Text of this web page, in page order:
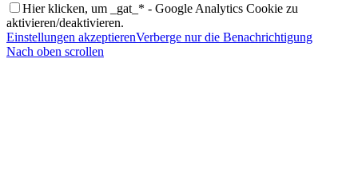
Hier klicken, um _gat_* - Google Analytics Cookie zu
aktivieren/deaktivieren.
Einstellungen akzeptierenVerberge nur die Benachrichtigung
Nach oben scrollen